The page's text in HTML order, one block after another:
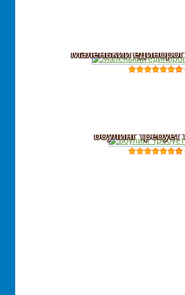
Маленький
Боулинг требует